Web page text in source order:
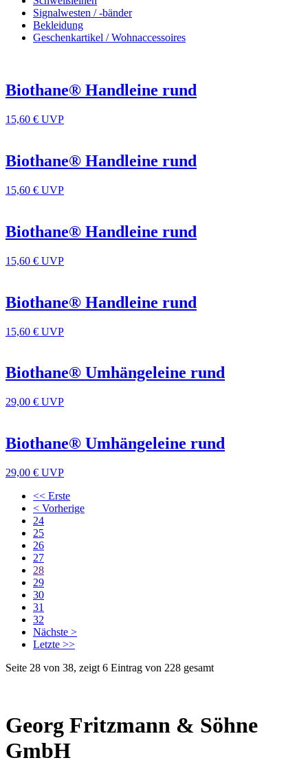
Signalwesten / -bänder
Bekleidung
Geschenkartikel / Wohnaccessoires
Biothane® Handleine rund
15,60 € UVP
Biothane® Handleine rund
15,60 € UVP
Biothane® Handleine rund
15,60 € UVP
Biothane® Handleine rund
15,60 € UVP
Biothane® Umhängeleine rund
29,00 € UVP
Biothane® Umhängeleine rund
29,00 € UVP
<< Erste
< Vorherige
24
25
26
27
28
29
30
31
32
Nächste >
Letzte >>
Seite 28 von 38, zeigt 6 Eintrag von 228 gesamt
Georg Fritzmann & Söhne
GmbH